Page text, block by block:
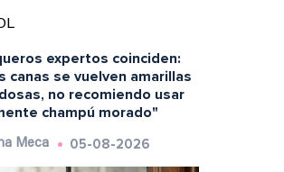
expertos coinciden:
canas se vuelven amarillas
no recomiendo usar
champú morado"
Meca 05-08-2026